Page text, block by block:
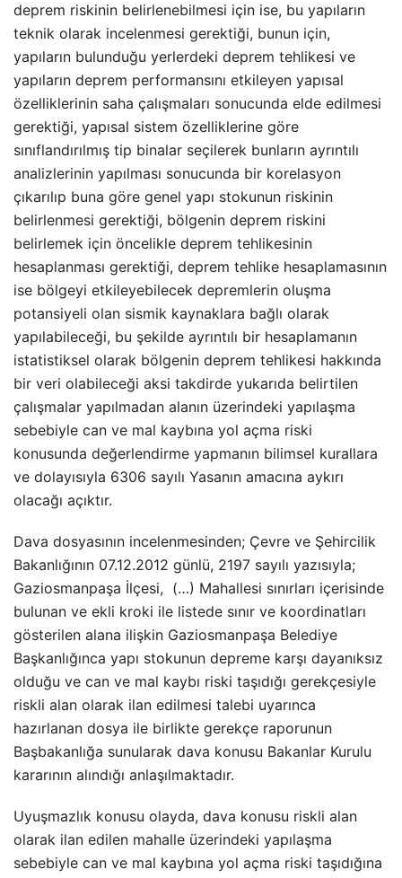
deprem riskinin belirlenebilmesi için ise, bu yapıların
teknik olarak incelenmesi gerektiği, bunun için,
yapıların bulunduğu yerlerdeki deprem tehlikesi ve
yapıların deprem performansını etkileyen yapısal
özelliklerinin saha çalışmaları sonucunda elde edilmesi
gerektiği, yapısal sistem özelliklerine göre
sınıflandırılmış tip binalar seçilerek bunların ayrıntılı
analizlerinin yapılması sonucunda bir korelasyon
çıkarılıp buna göre genel yapı stokunun riskinin
belirlenmesi gerektiği, bölgenin deprem riskini
belirlemek için öncelikle deprem tehlikesinin
hesaplanması gerektiği, deprem tehlike hesaplamasının
ise bölgeyi etkileyebilecek depremlerin oluşma
potansiyeli olan sismik kaynaklara bağlı olarak
yapılabileceği, bu şekilde ayrıntılı bir hesaplamanın
istatistiksel olarak bölgenin deprem tehlikesi hakkında
bir veri olabileceği aksi takdirde yukarıda belirtilen
çalışmalar yapılmadan alanın üzerindeki yapılaşma
sebebiyle can ve mal kaybına yol açma riski
konusunda değerlendirme yapmanın bilimsel kurallara
ve dolayısıyla 6306 sayılı Yasanın amacına aykırı
olacağı açıktır.
Dava dosyasının incelenmesinden; Çevre ve Şehircilik
Bakanlığının 07.12.2012 günlü, 2197 sayılı yazısıyla;
Gaziosmanpaşa İlçesi, (…) Mahallesi sınırları içerisinde
bulunan ve ekli kroki ile listede sınır ve koordinatları
gösterilen alana ilişkin Gaziosmanpaşa Belediye
Başkanlığınca yapı stokunun depreme karşı dayanıksız
olduğu ve can ve mal kaybı riski taşıdığı gerekçesiyle
riskli alan olarak ilan edilmesi talebi uyarınca
hazırlanan dosya ile birlikte gerekçe raporunun
Başbakanlığa sunularak dava konusu Bakanlar Kurulu
kararının alındığı anlaşılmaktadır.
Uyuşmazlık konusu olayda, dava konusu riskli alan
olarak ilan edilen mahalle üzerindeki yapılaşma
sebebiyle can ve mal kaybına yol açma riski taşıdığına